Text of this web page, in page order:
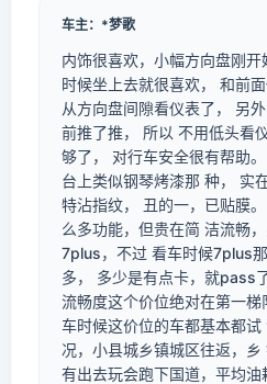
车主：*梦歌
内饰很喜欢，小幅方向盘刚
时候坐上去就很喜欢， 和前
从方向盘间隙看仪表了， 另
前推了推， 所以 不用低头看
够了， 对行车安全很有帮助
台上类似钢琴烤漆那 种， 实
特沾指纹， 丑的一，已贴膜。 车机。虽然没有电车那
么多功能，但贵在简 洁流畅
7plus，不过 看车时候7plus
多， 多少是有点卡，就pass
流畅度这个价位绝对在第一
车时候这价位的车都基本都
况，小县城乡镇城区往返，
有出去玩会跑下国道，平均油